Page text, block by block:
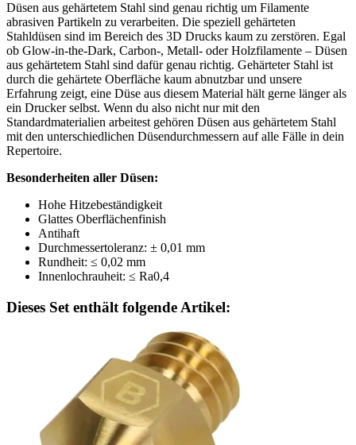
Düsen aus gehärtetem Stahl sind genau richtig um Filamente
abrasiven Partikeln zu verarbeiten. Die speziell gehärteten
Stahldüsen sind im Bereich des 3D Drucks kaum zu zerstören. Egal
ob Glow-in-the-Dark, Carbon-, Metall- oder Holzfilamente – Düsen
aus gehärtetem Stahl sind dafür genau richtig. Gehärteter Stahl ist
durch die gehärtete Oberfläche kaum abnutzbar und unsere
Erfahrung zeigt, eine Düse aus diesem Material hält gerne länger als
ein Drucker selbst. Wenn du also nicht nur mit den
Standardmaterialien arbeitest gehören Düsen aus gehärtetem Stahl
mit den unterschiedlichen Düsendurchmessern auf alle Fälle in dein
Repertoire.
Besonderheiten aller Düsen:
Hohe Hitzebeständigkeit
Glattes Oberflächenfinish
Antihaft
Durchmessertoleranz: ± 0,01 mm
Rundheit: ≤ 0,02 mm
Innenlochrauheit: ≤ Ra0,4
Dieses Set enthält folgende Artikel: